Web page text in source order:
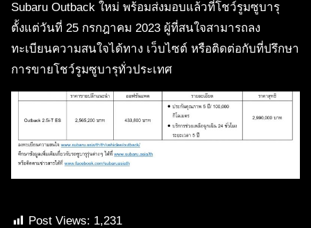
Subaru Outback ใหม่ พร้อมส่งมอบแล้วที่โชว์รูมซูบารุ
ตั้งแต่วันที่ 25 กรกฎาคม 2023 ผู้ที่สนใจสามารถลง
ทะเบียนความสนใจได้ทาง เว็บไซต์ หรือติดต่อกับที่ปรึกษา
การขายโชว์รูมซูบารุทั่วประเทศ
Post Views: 1,231